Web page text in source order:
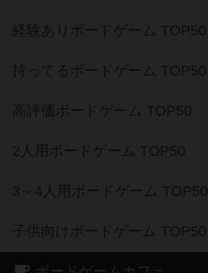
経験ありボードゲーム TOP50
持ってるボードゲーム TOP50
高評価ボードゲーム TOP50
2人用ボードゲーム TOP50
3～4人用ボードゲーム TOP50
子供向けボードゲーム TOP50